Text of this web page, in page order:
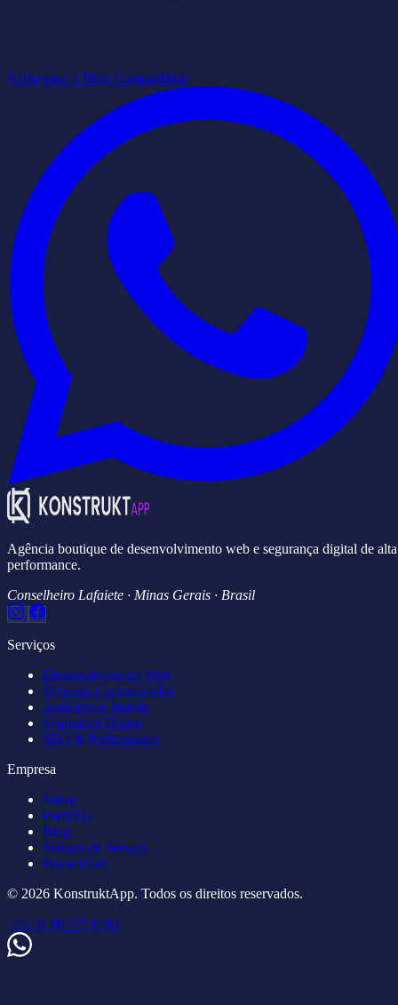
Voltar para o Blog Compartilhar
Agência boutique de desenvolvimento web e segurança digital de alta
performance.
Conselheiro Lafaiete · Minas Gerais · Brasil
Serviços
Desenvolvimento Web
Sistemas Customizados
Aplicativos Mobile
Segurança Digital
SEO & Performance
Empresa
Sobre
Portfólio
Blog
Termos de Serviço
Privacidade
© 2026 KonstruktApp. Todos os direitos reservados.
+55 31 98777-1763